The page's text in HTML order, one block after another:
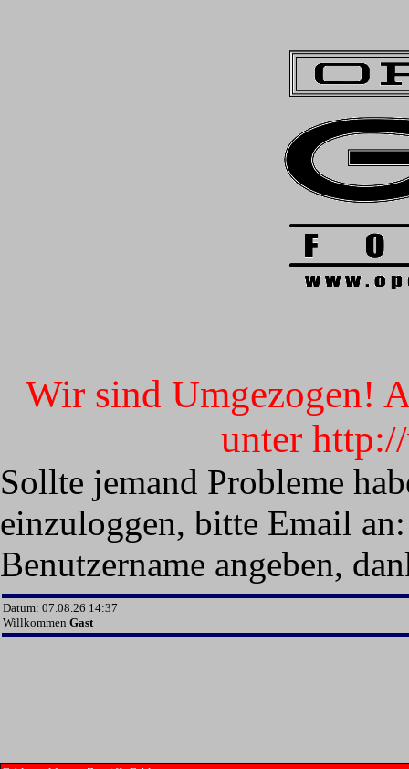
Wir sind Umgezogen!
unter
Sollte jemand Probleme
einzuloggen, bitte Email
Benutzername angeben,
Datum: 07.08.26 14:37
Willkommen Gast